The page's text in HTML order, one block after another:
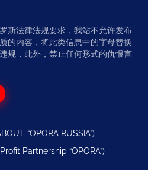
斯法律法规要求，我站不允许发布
的内容，将此类信息中的字母替换
规，此外，禁止任何形式的仇恨言
“OPORA RUSSIA”)
Partnership “OPORA”)